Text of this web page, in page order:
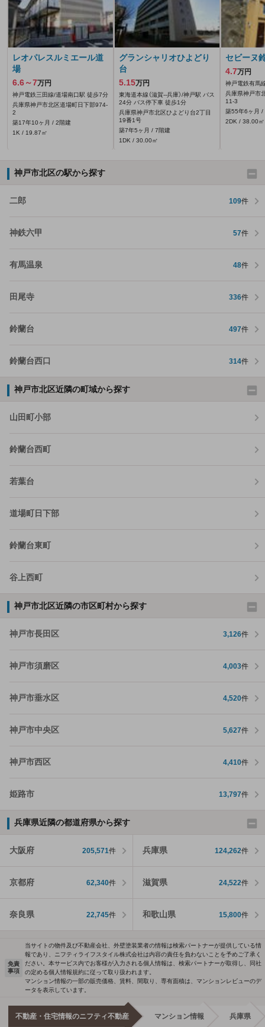
レオパレスルミエール道
場
6.6～7万円
神戸電鉄三田線/道場南口駅 徒歩7分
兵庫県神戸市北区道場町日下部974‐
2
築17年10ヶ月 / 2階建
1K / 19.87㎡
グランシャリオひよどり
台
5.15万円
東海道本線（滋賀--兵庫）/神戸駅 バス
24分 バス停下車 徒歩1分
兵庫県神戸市北区ひよどり台2丁目
19番1号
築7年5ヶ月 / 7階建
1DK / 30.00㎡
セビーヌ
4.7万円
神戸電鉄有馬
兵庫県神戸市
11-3
築55年6ヶ月 /
2DK / 38.00㎡
神戸市北区の駅から探す
二郎 109件
神鉄六甲 57件
有馬温泉 48件
田尾寺 336件
鈴蘭台 497件
鈴蘭台西口 314件
神戸市北区近隣の町域から探す
山田町小部
鈴蘭台西町
若葉台
道場町日下部
鈴蘭台東町
谷上西町
神戸市北区近隣の市区町村から探す
神戸市長田区 3,126件
神戸市須磨区 4,003件
神戸市垂水区 4,520件
神戸市中央区 5,627件
神戸市西区 4,410件
姫路市 13,797件
兵庫県近隣の都道府県から探す
大阪府 205,571件 兵庫県 124,262件
京都府 62,340件 滋賀県 24,522件
奈良県 22,745件 和歌山県 15,800件
免責
事項
当サイトの物件及び不動産会社、外壁塗装業者の情報は検索パートナーが提供している情
報であり、ニフティライフスタイル株式会社は内容の責任を負わないことを予めご了承く
ださい。本サービス内でお客様が入力される個人情報は、検索パートナーが取得し、同社
の定める個人情報規約に従って取り扱われます。
マンション情報の一部の販売価格、賃料、間取り、専有面積は、マンションレビューのデ
ータを表示しています。
不動産・住宅情報のニフティ不動産 マンション情報 兵庫県